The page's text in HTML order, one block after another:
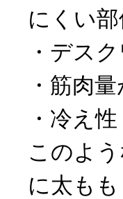
にくい部
・デス
・筋肉
・冷え性
このよ
に太も